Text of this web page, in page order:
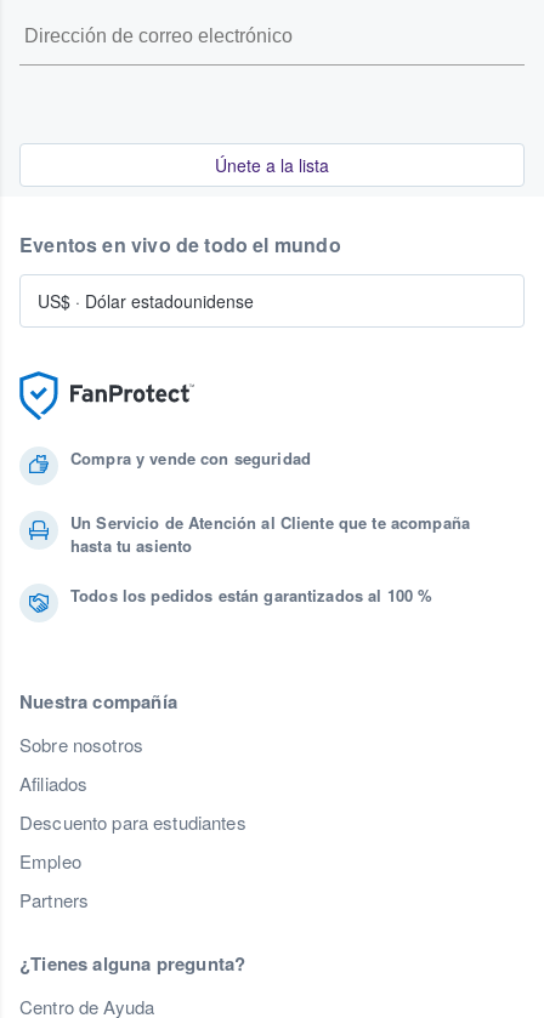
Únete a la lista
Compra y vende con seguridad
Un Servicio de Atención al Cliente que te acompaña
hasta tu asiento
Todos los pedidos están garantizados al 100 %
Nuestra compañía
Sobre nosotros
Afiliados
Descuento para estudiantes
Empleo
Partners
¿Tienes alguna pregunta?
Centro de Ayuda
Eventos en vivo de todo el mundo
US$ · Dólar estadounidense